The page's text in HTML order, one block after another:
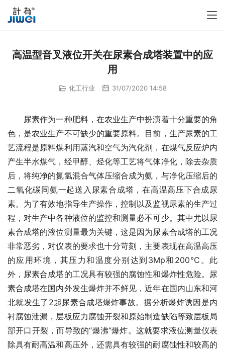
高温型音叉液位开关在尿素合成塔装置中的应
用
化工行业 31/07/2020 14:58
尿素作为一种肥料，在农业生产中扮演着十分重要的角
色，是农业生产不可缺少的重要原料。目前，生产尿素的工
艺流程是原料煤利用蒸汽和空气为汽化剂，在煤气反应炉内
产生半水煤气，经甲醇、烃化等工艺将气体净化，除去杂质
后，将纯净的氮氢混合气体压缩合成为氨，与净化压缩后的
二氧化碳同氨一起送入尿素合成塔，在高温高压下合成尿
素。为了有效地指导生产操作，控制以及监视尿素的生产过
程，对生产中各种液位的监控和测量必不可少。其中尤以尿
素合成塔的液位测量最为关键，这是因为尿素合成塔的工况
非常恶劣，对仪表的要求也十分苛刻，主要表现在高温高压
的应用环境，其压力和温度分别达到3Mp和200℃。此
外，尿素合成塔的工况具有较强的腐蚀性和爆炸性危险。尿
素合成塔在国内外发生爆炸并不鲜见，近年在国内山东和河
北就发生了2起尿素合成塔爆炸事故。据分析爆炸诱因是内
衬腐蚀泄漏，层板应力腐蚀开裂和原始制造缺陷等致层板局
部开口开裂，而导致的“爆沸”爆炸。这就要求液位测量仪表
除具有耐高温和高压外，还需具有较强的耐腐蚀性和较高的